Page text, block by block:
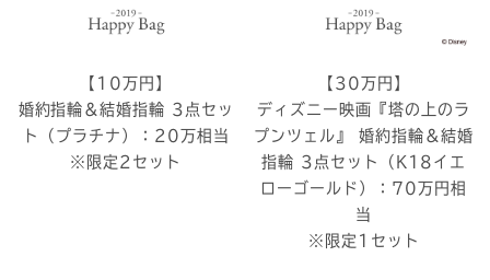
【10万円】
婚約指輪＆結婚指輪 3点セッ
ト（プラチナ）：20万相当
※限定2セット
【30万円】
ディズニー映画『塔の上のラ
プンツェル』 婚約指輪＆結婚
指輪 3点セット（K18イエ
ローゴールド）：70万円相
当
※限定1セット